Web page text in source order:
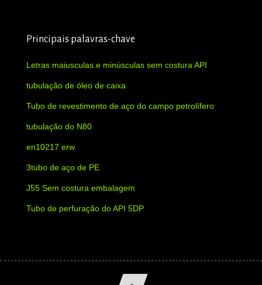
Principais palavras-chave
Letras maiusculas e minúsculas sem costura API
tubulação de óleo de caixa
Tubo de revestimento de aço do campo petrolífero
tubulação do N80
en10217 erw
3tubo de aço de PE
J55 Sem costura embalagem
Tubo de perfuração do API 5DP